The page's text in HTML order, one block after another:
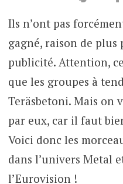
Ils n’ont pas
gagné, raison de
publicité. Attention,
que les groupes à
Teräsbetoni. Mais on
par eux, car il faut
Voici donc les
dans l’univers Metal
l’Eurovision !